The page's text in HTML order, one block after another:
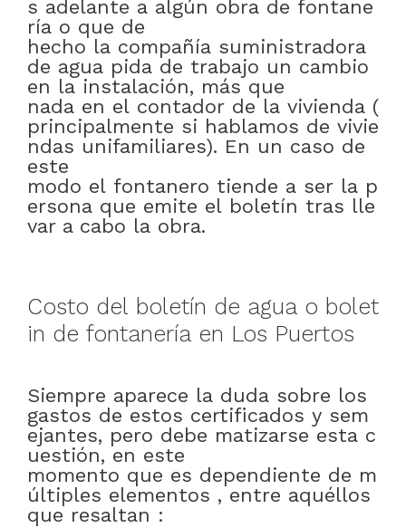
s adelante a algún obra de fontane
ría o que de
hecho la compañía suministradora
de agua pida de trabajo un cambio
en la instalación, más que
nada en el contador de la vivienda (
principalmente si hablamos de vivie
ndas unifamiliares). En un caso de
este
modo el fontanero tiende a ser la p
ersona que emite el boletín tras lle
var a cabo la obra.
Costo del boletín de agua o bolet
in de fontanería en Los Puertos
Siempre aparece la duda sobre los
gastos de estos certificados y sem
ejantes, pero debe matizarse esta c
uestión, en este
momento que es dependiente de m
últiples elementos , entre aquéllos
que resaltan :